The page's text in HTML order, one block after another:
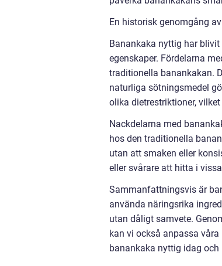
En historisk genomgång
Banankaka nyttig har
egenskaper. Fördelarna
traditionella banankakan.
naturliga sötningsmedel
olika dietrestriktioner,
Nackdelarna med
hos den traditionella
utan att smaken eller
eller svårare att hitta i
Sammanfattningsvis är
använda näringsrika
utan dåligt samvete.
kan vi också anpassa
banankaka nyttig idag